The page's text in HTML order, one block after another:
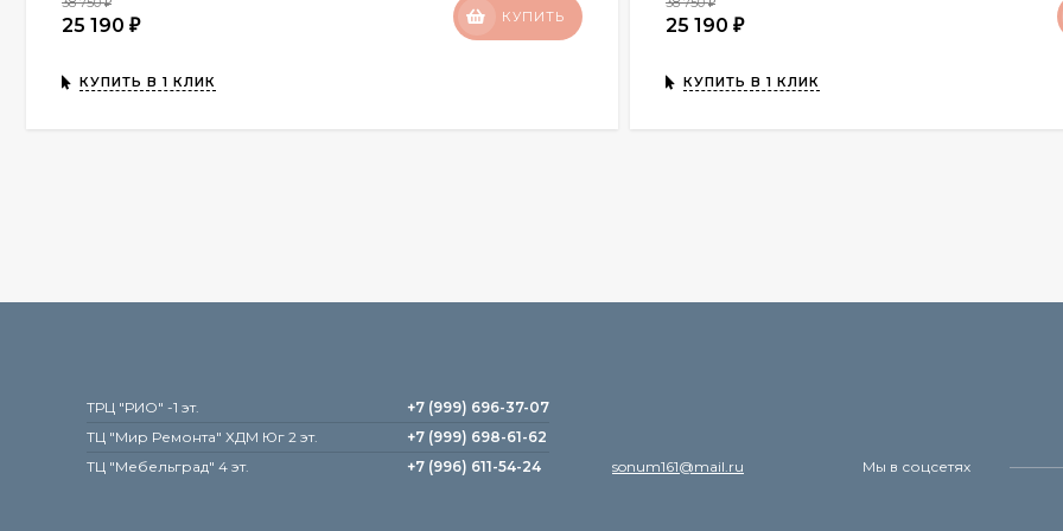
₽
25 190 ₽
КУПИТЬ
КУПИТЬ В 1 КЛИК
₽
25 190 ₽
КУПИТЬ В 1 КЛИК
TРЦ "РИО" -1 эт.
+7 (999) 696-37-07
ТЦ "Мир Ремонта" ХДМ Юг 2 эт.
+7 (999) 698-61-62
TЦ "Мебельград" 4 эт.
+7 (996) 611-54-24 sonum161@mail.ru Мы в соцсетях